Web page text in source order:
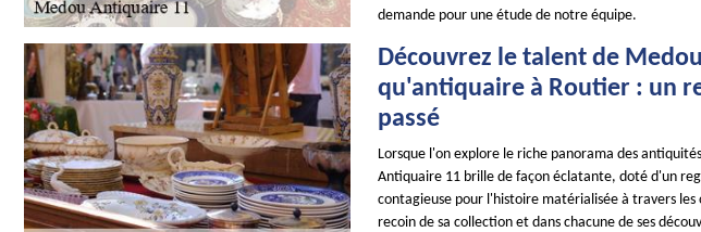
demande pour une étude de notre équipe.
Découvrez le talent de
qu'antiquaire à Routier : un
passé
Lorsque l'on explore le riche panorama des
Antiquaire 11 brille de façon éclatante, doté d'un
contagieuse pour l'histoire matérialisée à travers les
recoin de sa collection et dans chacune de ses